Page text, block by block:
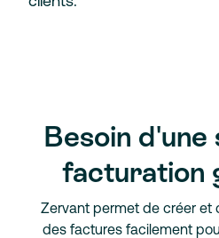
Besoin d'une
facturation
Zervant permet de créer et
des factures facilement